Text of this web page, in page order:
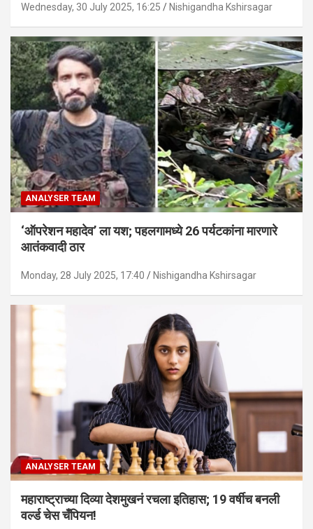
Wednesday, 30 July 2025, 16:25 Nishigandha Kshirsagar
ANALYSER TEAM
‘ऑपरेशन महादेव’ ला यश; पहलगामध्ये 26 पर्यटकांना मारणारे
आतंकवादी ठार
Monday, 28 July 2025, 17:40 Nishigandha Kshirsagar
ANALYSER TEAM
महाराष्ट्राच्या दिव्या देशमुखनं रचला इतिहास; 19 वर्षीच बनली
वर्ल्ड चेस चँपियन!